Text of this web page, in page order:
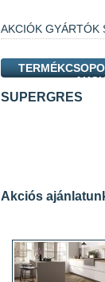
AKCIÓK GYÁRTÓK
SUPERGRES
Akciós